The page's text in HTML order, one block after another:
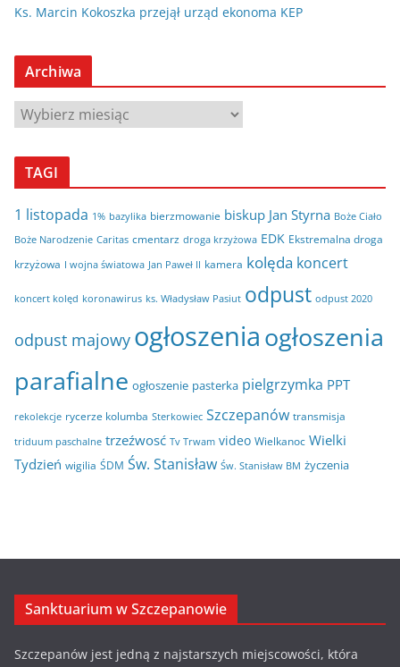
Ks. Marcin Kokoszka przejął urząd ekonoma KEP
Archiwa
A
c
w
a
TAGI
1 listopada 1% bazylika bierzmowanie biskup Jan Styrna Boże Ciało
Boże Narodzenie Caritas cmentarz droga krzyżowa EDK Ekstremalna droga
krzyżowa I wojna światowa Jan Paweł II kamera kolęda koncert
koncert kolęd koronawirus ks. Władysław Pasiut odpust odpust 2020
odpust majowy ogłoszeniaogłoszenia
parafialne ogłoszenie pasterka pielgrzymka PPT
rekolekcje rycerze kolumba Sterkowiec Szczepanów transmisja
triduum paschalne trzeźwosć Tv Trwam video Wielkanoc Wielki
Tydzień wigilia ŚDM Św. Stanisław Św. Stanisław BM życzenia
Sanktuarium w Szczepanowie
Szczepanów jest jedną z najstarszych miejscowości, która